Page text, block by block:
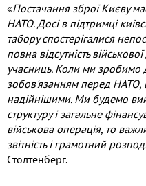
«Постачання зброї Києву
НАТО. Досі в підтримці
табору спостерігалися
повна відсутність
учасниць. Коли ми зробимо
зобов'язанням перед НАТО,
надійнішими. Ми будемо
структуру і загальне
військова операція, то
звітність і грамотний
Столтенберг.